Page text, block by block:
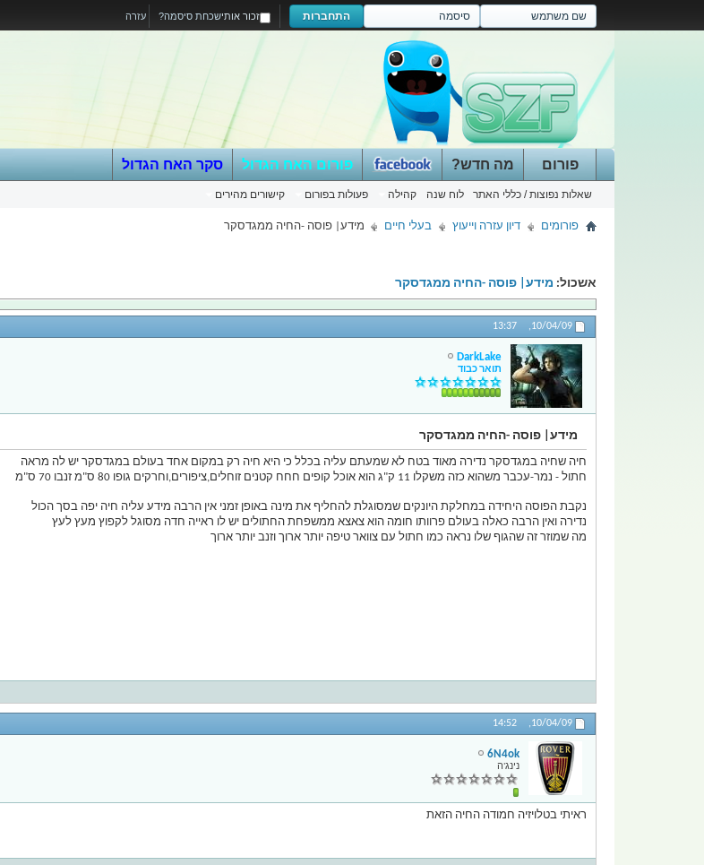
עזרה התחברות זכור אותישכחת סיסמה?
פורום
שאלות נפוצות / כללי האתר לוח שנה קהילה פעולות בפורום קישורים מהירים
מה חדש? פורום האח הגדול סקר האח הגדול
פורומים דיון עזרה וייעוץ בעלי חיים מידע| פוסה -החיה ממגדסקר
אשכול: מידע| פוסה -החיה ממגדסקר
10/04/09,
13:37
DarkLake
תואר כבוד
מידע| פוסה -החיה ממגדסקר
חיה שחיה במגדסקר נדירה מאוד בטח לא שמעתם עליה בכלל כי היא חיה רק במקום אחד בעולם במגדסקר יש לה מראה
חתול - נמר-עכבר משהוא כזה משקלו 11 ק"ג הוא אוכל קופים חחח קטנים זוחלים,ציפורים,וחרקים גופו 80 ס"מ זנבו 70 ס"מ
נקבת הפוסה היחידה במחלקת היונקים שמסוגלת להחליף את מינה באופן זמני אין הרבה מידע עליה חיה יפה בסך הכול
נדירה ואין הרבה כאלה בעולם פרוותו חומה הוא צאצא ממשפחת החתולים יש לו ראייה חדה מסוגל לקפוץ מעץ לעץ
מה שמוזר זה שהגוף שלו נראה כמו חתול עם צוואר טיפה יותר ארוך וזנב יותר ארוך
10/04/09,
14:52
6N4ok
נינג'ה
ראיתי בטלויזיה חמודה החיה הזאת